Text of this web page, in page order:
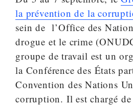
la prévention de la
sein de l’Office des
drogue et le crime
groupe de travail est un
la Conférence des États
Convention des Nations
corruption. Il est chargé